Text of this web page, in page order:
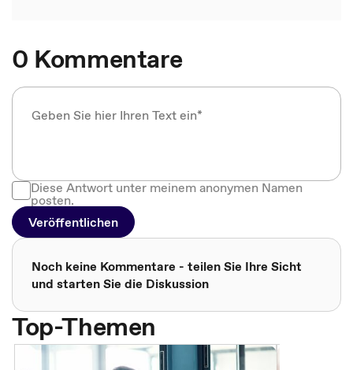
0 Kommentare
Diese Antwort unter meinem anonymen Namen
posten.
Veröffentlichen
Noch keine Kommentare - teilen Sie Ihre Sicht
und starten Sie die Diskussion
Top-Themen